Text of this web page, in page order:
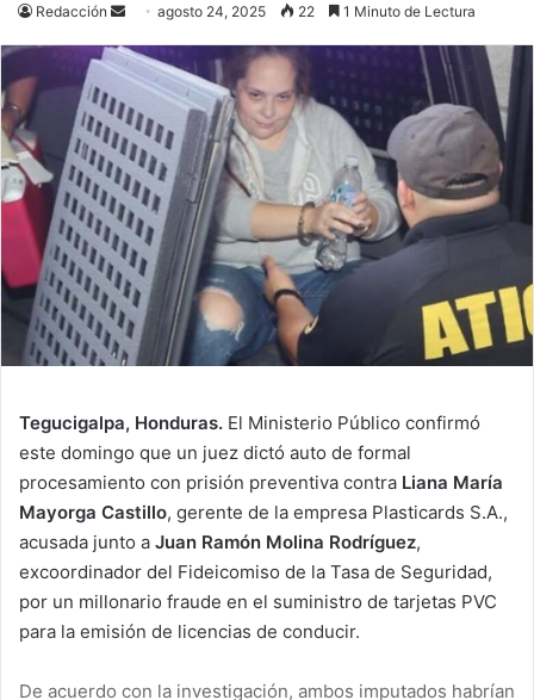
Redacción
Send
email
agosto 24, 2025 22 1 Minuto de Lectura
Tegucigalpa, Honduras. El Ministerio Público confirmó
este domingo que un juez dictó auto de formal
procesamiento con prisión preventiva contra Liana María
Mayorga Castillo, gerente de la empresa Plasticards S.A.,
acusada junto a Juan Ramón Molina Rodríguez,
excoordinador del Fideicomiso de la Tasa de Seguridad,
por un millonario fraude en el suministro de tarjetas PVC
para la emisión de licencias de conducir.
De acuerdo con la investigación, ambos imputados habrían